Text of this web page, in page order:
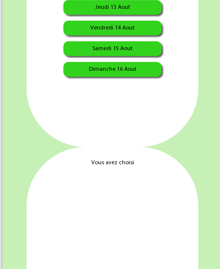
Jeudi 13 Aout
Vendredi 14 Aout
Samedi 15 Aout
Dimanche 16 Aout
Vous avez choisi
3.95 €
Ajouter au panier
3.95 €
Ajouter au panier
Andouille VIRE X 12Tr SALAMI X 12Tr